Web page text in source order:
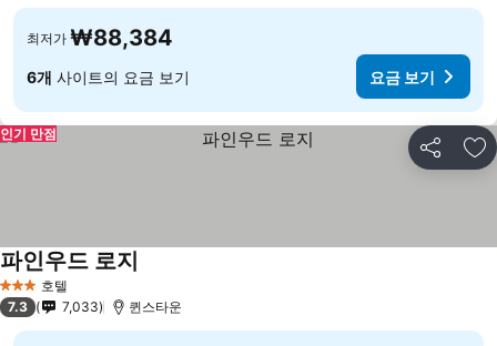
최저가 ₩88,384
6개 사이트의 요금 보기 요금 보기
공유 즐
인기 만점
3 성급 호텔
파인우드 로지
7.3 7,033 퀸스타운